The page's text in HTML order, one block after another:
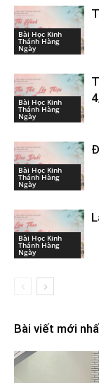
Bài Học Kinh
Thánh Hàng
Ngày
Bài Học Kinh
Thánh Hàng
Ngày
Bài Học Kinh
Thánh Hàng
Ngày
Bài Học Kinh
Thánh Hàng
Ngày
Bài viết mới